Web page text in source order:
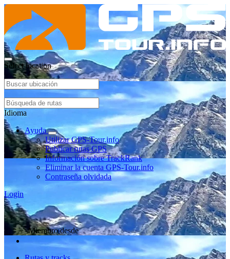
Select location
Idioma
Ayuda
Utilizar GPS-Tour.info
Publicar rutas GPS
Información sobre TrackRank
Eliminar la cuenta GPS-Tour.info
Contraseña olvidada
Login
Miembro desde